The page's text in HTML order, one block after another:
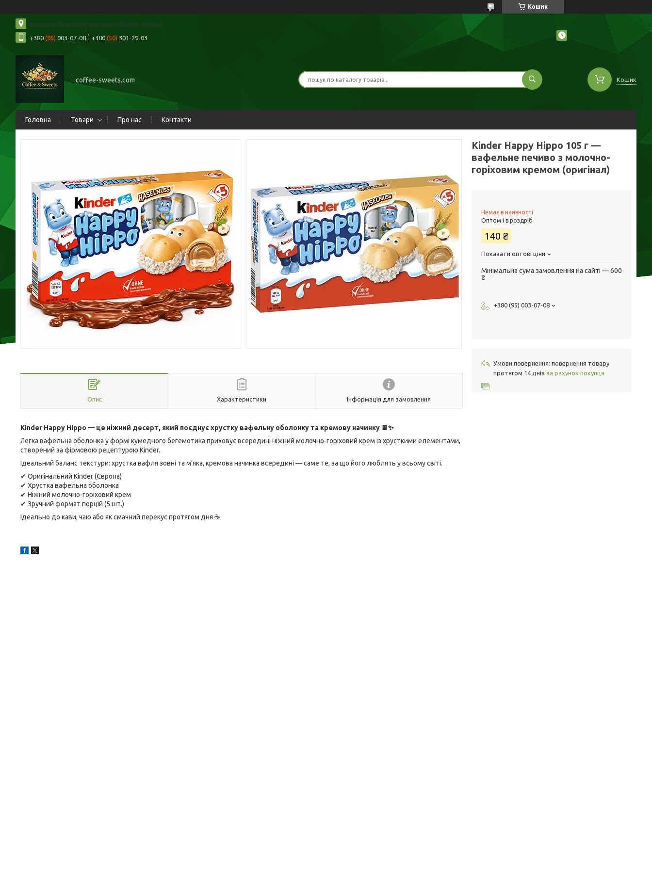
Кошик
м. Харків Центральний ринок, Харків, Україна
+380 (95) 003-07-08 +380 (50) 301-29-03
coffee-sweets.com Кошик
Головна Товари Про нас Контакти
Опис Характеристики Інформація для замовлення
Kinder Happy Hippo — це ніжний десерт, який поєднує хрустку вафельну оболонку та кремову начинку 🍫✨
Легка вафельна оболонка у формі кумедного бегемотика приховує всередині ніжний молочно-горіховий крем із хрусткими елементами,
створений за фірмовою рецептурою Kinder.
Ідеальний баланс текстури: хрустка вафля зовні та м’яка, кремова начинка всередині — саме те, за що його люблять у всьому світі.
✔ Оригінальний Kinder (Європа)
✔ Хрустка вафельна оболонка
✔ Ніжний молочно-горіховий крем
✔ Зручний формат порцій (5 шт.)
Ідеально до кави, чаю або як смачний перекус протягом дня ☕
Kinder Happy Hippo 105 г —
вафельне печиво з молочно-
горіховим кремом (оригінал)
Немає в наявності
Оптом і в роздріб
140 ₴
Показати оптові ціни
Мінімальна сума замовлення на сайті — 600
₴
+380 (95) 003-07-08
повернення товару
протягом 14 днів за рахунок покупця